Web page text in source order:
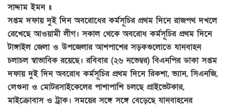
সাদ্দাম ইমন ॥
সপ্তম দফায় দুই দিন অবরোধের কর্মসূচির প্রথম দিনে রাজপথ দখলে
রেখেছে আওয়ামী লীগ। সকাল থেকে অবরোধ কর্মসূচির প্রথম দিনে
টাঙ্গাইল জেলা ও উপজেলার আশপাশের সড়কগুলোতে যানবাহন
চলাচল স্বাভাবিক রয়েছে। রবিবার (২৬ নভেম্বর) বিএনপির ডাকা সপ্তম
দফায় দুই দিন অবরোধ কর্মসূচির প্রথম দিনে রিকশা, ভ্যান, সিএনজি,
লেগুনা ও মোটরসাইকেলের পাশাপাশি চলছে প্রাইভেটকার,
মাইক্রোবাস ও ট্রাক। সময়ের সঙ্গে সঙ্গে বেড়েছে যানবাহনের